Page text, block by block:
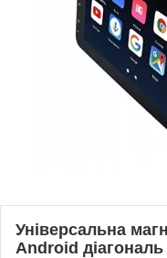
Універсальна
Android